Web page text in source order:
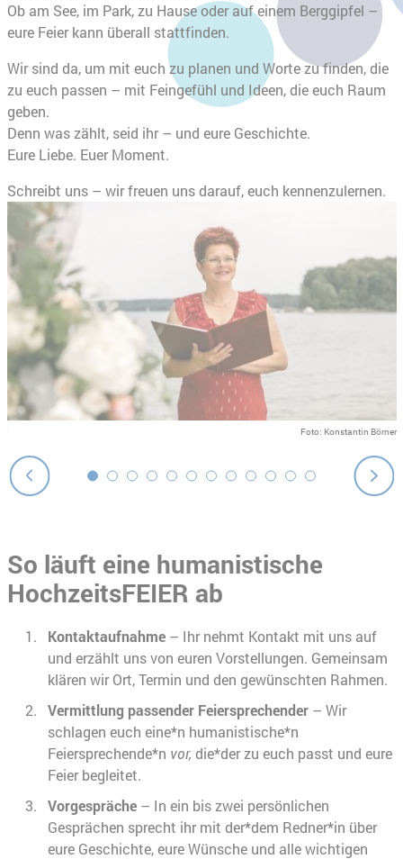
Ob am See, im Park, zu Hause oder auf einem Berggipfel –
eure Feier kann überall stattfinden.
Wir sind da, um mit euch zu planen und Worte zu finden, die
zu euch passen – mit Feingefühl und Ideen, die euch Raum
geben.
Denn was zählt, seid ihr – und eure Geschichte.
Eure Liebe. Euer Moment.
Schreibt uns – wir freuen uns darauf, euch kennenzulernen.
Slider überspringen
Foto: Konstantin Börner
So läuft eine humanistische
HochzeitsFEIER ab
Kontaktaufnahme– Ihr nehmt Kontakt mit uns auf
und erzählt uns von euren Vorstellungen. Gemeinsam
klären wir Ort, Termin und den gewünschten Rahmen.
Vermittlung passender Feiersprechender– Wir
schlagen euch eine*n humanistische*n
Feiersprechende*n vor, die*der zu euch passt und eure
Feier begleitet.
Vorgespräche– In ein bis zwei persönlichen
Gesprächen sprecht ihr mit der*dem Redner*in über
eure Geschichte, eure Wünsche und alle wichtigen